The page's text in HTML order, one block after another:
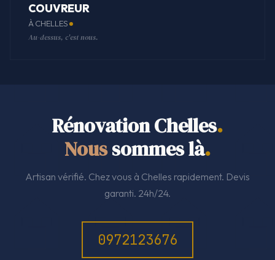
COUVREUR
À CHELLES
Au-dessus, c'est nous.
Rénovation Chelles.
Noussommes là.
Artisan vérifié. Chez vous à Chelles rapidement. Devis
garanti. 24h/24.
0972123676